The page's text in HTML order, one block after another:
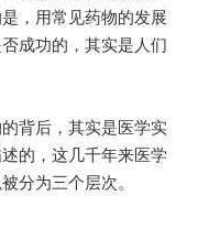
，用常见药物的发展
成功的，其实是人们
背后，其实是医学实
的，这几千年来医学
分为三个层次。